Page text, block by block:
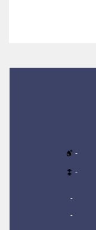
-
-
-
-